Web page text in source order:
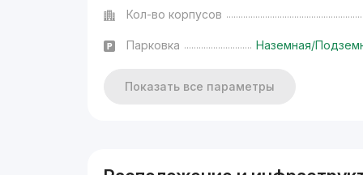
Кол-во корпусов
Парковка Наземная/
Показать все параметры